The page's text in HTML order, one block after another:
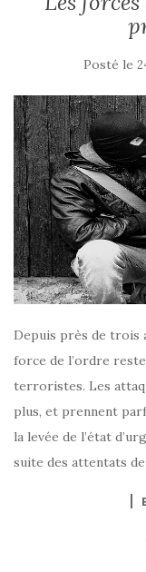
Posté le
Depuis près de trois
force de l’ordre
terroristes. Les
plus, et prennent
la levée de l’état
suite des attentats